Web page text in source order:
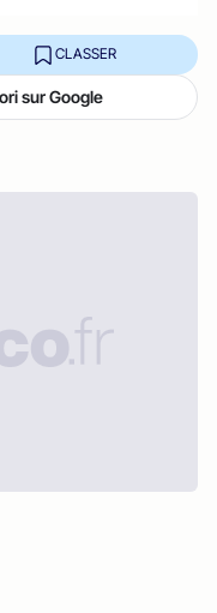
CLASSER
sur Google